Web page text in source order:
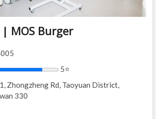
MOS Burger
5⭐
Zhongzheng Rd, Taoyuan District,
330